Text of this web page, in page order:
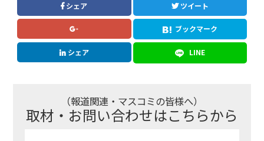
シェア ツイート
ブックマーク
シェア LINE
（報道関連・マスコミの皆様へ）
取材・お問い合わせはこちらから